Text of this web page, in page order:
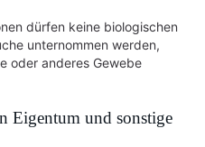
dürfen keine biologischen
unternommen werden,
oder anderes Gewebe
Eigentum und sonstige